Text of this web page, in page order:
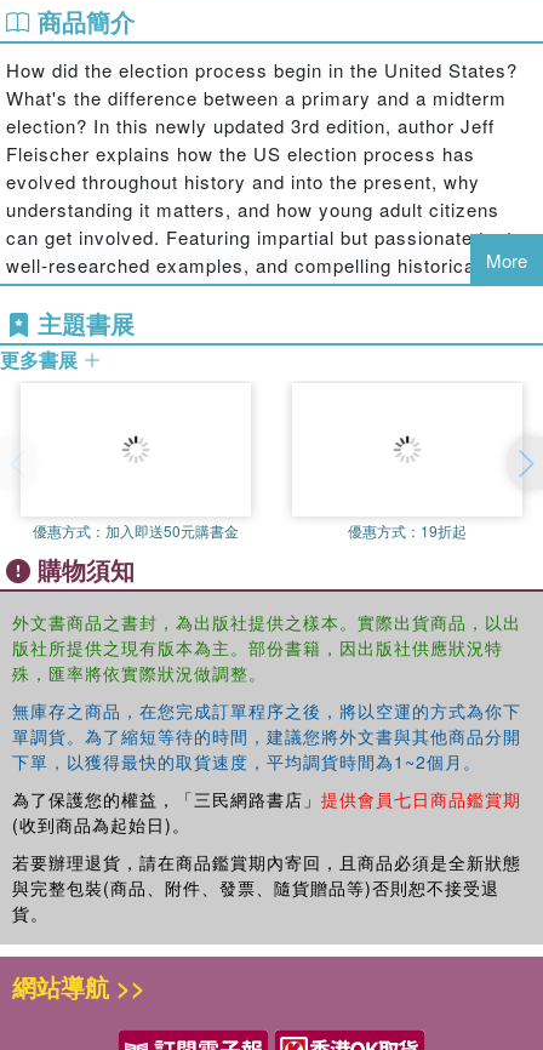
商品簡介
How did the election process begin in the United States?
What's the difference between a primary and a midterm
election? In this newly updated 3rd edition, author Jeff
Fleischer explains how the US election process has
evolved throughout history and into the present, why
understanding it matters, and how young adult citizens
can get involved. Featuring impartial but passionate text,
well-researched examples, and compelling historical
anecdotes, this book will help readers better understand
their government, on time for the 2024 election cycle.
More
主題書展
更多書展
優惠方式： 加入即送50元購書金 優惠方式： 19折起
購物須知
外文書商品之書封，為出版社提供之樣本。實際出貨商品，以出
版社所提供之現有版本為主。部份書籍，因出版社供應狀況特
殊，匯率將依實際狀況做調整。
無庫存之商品，在您完成訂單程序之後，將以空運的方式為你下
單調貨。為了縮短等待的時間，建議您將外文書與其他商品分開
下單，以獲得最快的取貨速度，平均調貨時間為1~2個月。
為了保護您的權益，「三民網路書店」 提供會員七日商品鑑賞期
(收到商品為起始日)。
若要辦理退貨，請在商品鑑賞期內寄回，且商品必須是全新狀態
與完整包裝(商品、附件、發票、隨貨贈品等)否則恕不接受退
貨。
網站導航 >>